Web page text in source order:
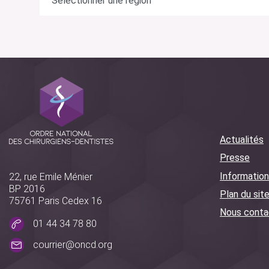
22, rue Emile Ménier
BP 2016
75761 Paris Cedex 16
01 44 34 78 80
courrier@oncd.org
Actualités
Presse
Plan du site
Nous